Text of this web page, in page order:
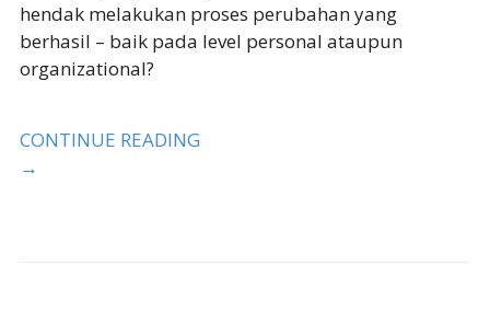
hendak melakukan proses perubahan yang
berhasil – baik pada level personal ataupun
organizational?
CONTINUE READING
→